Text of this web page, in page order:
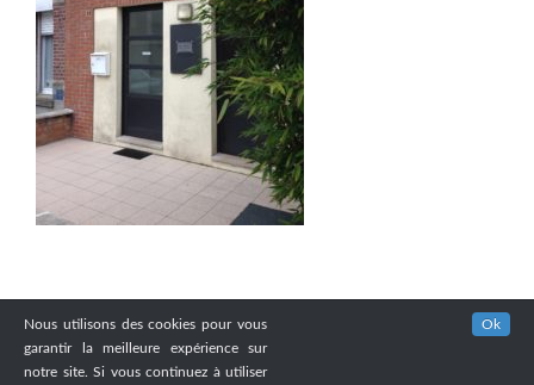
Nous utilisons des cookies pour vous
garantir la meilleure expérience sur
notre site. Si vous continuez à utiliser
Ok